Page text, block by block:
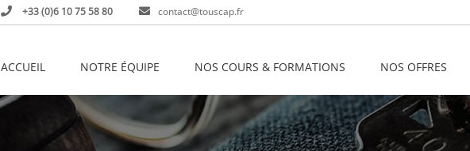
+33 (0)6 10 75 58 80 contact@touscap.fr
ACCUEIL NOTRE ÉQUIPE NOS COURS & FORMATIONS NOS OFFRES